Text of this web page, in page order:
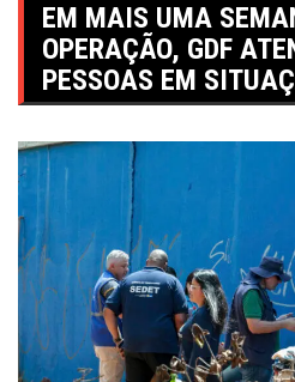
EM MAIS UMA
OPERAÇÃO, GDF
PESSOAS EM